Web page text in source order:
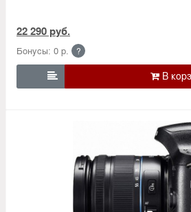
22 290 руб.
Бонусы: 0 р. ?
